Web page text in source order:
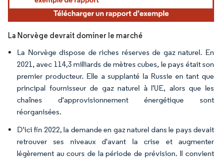
La Norvège devrait dominer le marché
La Norvège dispose de riches réserves de gaz naturel. En
2021, avec 114,3 milliards de mètres cubes, le pays était son
premier producteur. Elle a supplanté la Russie en tant que
principal fournisseur de gaz naturel à l'UE, alors que les
chaînes d'approvisionnement énergétique sont
réorganisées.
D'ici fin 2022, la demande en gaz naturel dans le pays devait
retrouver ses niveaux d'avant la crise et augmenter
légèrement au cours de la période de prévision. Il convient